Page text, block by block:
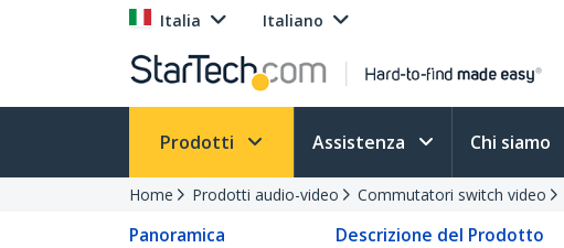
Italia Italiano
Prodotti Assistenza Chi siamo
Home Prodotti audio-video Commutatori switch video
Panoramica Descrizione del Prodotto